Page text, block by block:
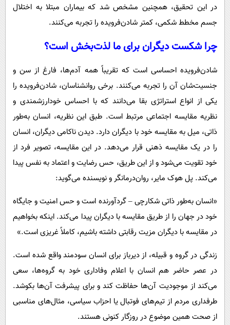
در این تحقیق، همچنین مشخص شد که بیماران مبتلا به اختلال
جسم مخطط شکمی، کمتر شادن‌فرویده را تجربه می‌کنند.
چرا شکست دیگران برای ما لذت‌بخش است؟
شادن‌فرویده احساسی است که تقریباً همه آدم‌ها، فارغ از سن و
جنسیت‌شان آن را تجربه می‌کنند. برخی روانشناسان، شادن‌فرویده را
یکی از انواع استراتژی بقا می‌دانند که با احساس خودارزشمندی و
نظریه مقایسه اجتماعی مرتبط است. طبق این نظریه، انسان به‌طور
ذاتی، میل به مقایسه خود با دیگران دارد. دیدن ناکامی دیگران، انسان
را در یک مقایسه ذهنی قرار می‌دهد. در این مقایسه، تصویر فرد از
خود تقویت می‌شود و از این طریق، حس رضایت و اعتماد به نفس پیدا
می‌کند. پل هوک مایر، روان‌درمانگر و نویسنده می‌گوید:
«انسان به‌طور ذاتی شکارچی – گردآورنده است و حس امنیت و جایگاه
خود در جهان را از طریق مقایسه با دیگران پیدا می‌کند. اینکه بخواهیم
در مقایسه با دیگران مزیت رقابتی داشته باشیم، کاملاً غریزی است.»
زندگی در گروه و قبیله، از دیرباز برای انسان سودمند واقع شده است.
در عصر حاضر هم انسان با اعلام وفاداری خود به گروه‌ها، سعی
می‌کند از موجودیت آن‌ها حفاظت کند و برای پیشرفت آن‌ها بکوشد.
طرفداری مردم از تیم‌های فوتبال یا احزاب سیاسی، مثال‌های مناسبی
از صحت همین موضوع در روزگار کنونی هستند.